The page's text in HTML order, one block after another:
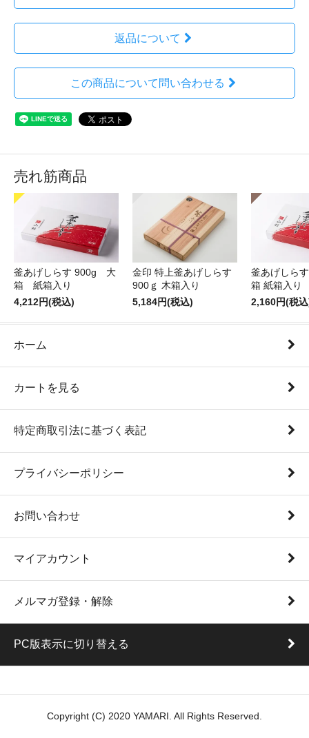
返品について
この商品について問い合わせる
売れ筋商品
釜あげしらす 900g 大
箱 紙箱入り
4,212円(税込)
金印 特上釜あげしらす
900ｇ 木箱入り
5,184円(税込)
釜あげしら
箱 紙箱入り
2,160円(税
ホーム
カートを見る
特定商取引法に基づく表記
プライバシーポリシー
お問い合わせ
マイアカウント
メルマガ登録・解除
PC版表示に切り替える
Copyright (C) 2020 YAMARI. All Rights Reserved.